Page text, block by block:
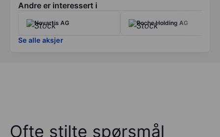
Andre er interessert i
Novartis AG Roche Holding AG
Se alle aksjer
Ofte stilte spørsmål